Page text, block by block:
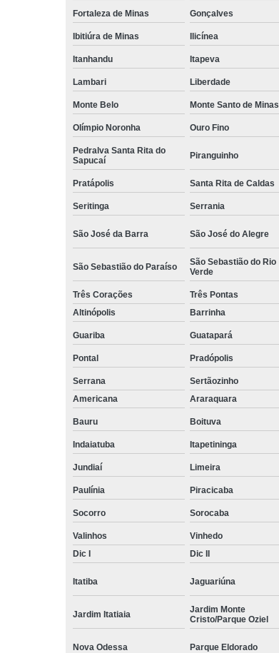
Fortaleza de Minas Gonçalves
Ibitiúra de Minas Ilicínea
Itanhandu Itapeva
Lambari Liberdade
Monte Belo Monte Santo de Minas
Olímpio Noronha Ouro Fino
Pedralva Santa Rita do
Sapucaí
Piranguinho
Pratápolis Santa Rita de Caldas
Seritinga Serrania
São José da Barra São José do Alegre
São Sebastião do Paraíso
São Sebastião do Rio
Verde
Três Corações Três Pontas
Altinópolis
Barrinha
Guariba Guatapará
Pontal Pradópolis
Serrana Sertãozinho
Americana
Araraquara
Bauru Boituva
Indaiatuba Itapetininga
Jundiaí Limeira
Paulínia Piracicaba
Socorro Sorocaba
Valinhos Vinhedo
Dic I
Dic II
Itatiba Jaguariúna
Jardim Itatiaia
Jardim Monte
Cristo/Parque Oziel
Nova Odessa Parque Eldorado